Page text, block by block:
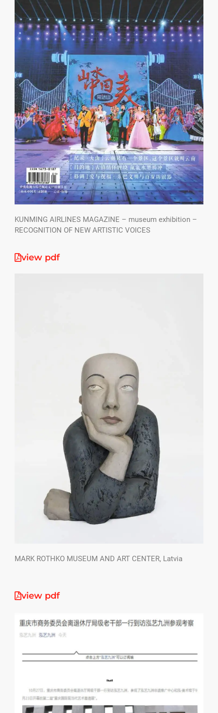
KUNMING AIRLINES MAGAZINE – museum exhibition –
RECOGNITION OF NEW ARTISTIC VOICES
view pdf
MARK ROTHKO MUSEUM AND ART CENTER, Latvia
view pdf